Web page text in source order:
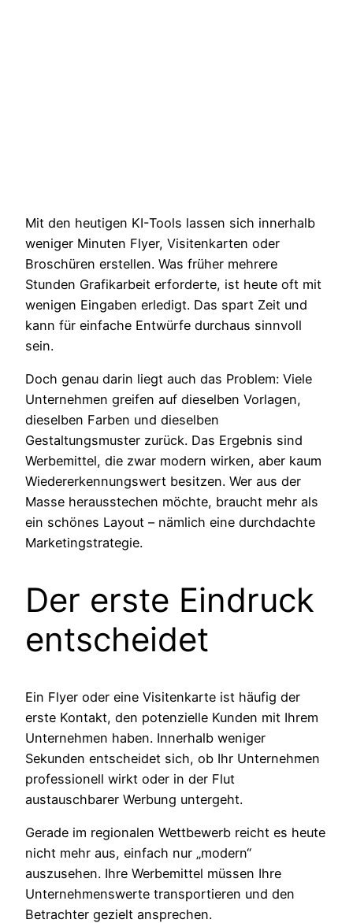
Mit den heutigen KI-Tools lassen sich innerhalb
weniger Minuten Flyer, Visitenkarten oder
Broschüren erstellen. Was früher mehrere
Stunden Grafikarbeit erforderte, ist heute oft mit
wenigen Eingaben erledigt. Das spart Zeit und
kann für einfache Entwürfe durchaus sinnvoll
sein.
Doch genau darin liegt auch das Problem: Viele
Unternehmen greifen auf dieselben Vorlagen,
dieselben Farben und dieselben
Gestaltungsmuster zurück. Das Ergebnis sind
Werbemittel, die zwar modern wirken, aber kaum
Wiedererkennungswert besitzen. Wer aus der
Masse herausstechen möchte, braucht mehr als
ein schönes Layout – nämlich eine durchdachte
Marketingstrategie.
Der erste Eindruck
entscheidet
Ein Flyer oder eine Visitenkarte ist häufig der
erste Kontakt, den potenzielle Kunden mit Ihrem
Unternehmen haben. Innerhalb weniger
Sekunden entscheidet sich, ob Ihr Unternehmen
professionell wirkt oder in der Flut
austauschbarer Werbung untergeht.
Gerade im regionalen Wettbewerb reicht es heute
nicht mehr aus, einfach nur „modern“
auszusehen. Ihre Werbemittel müssen Ihre
Unternehmenswerte transportieren und den
Betrachter gezielt ansprechen.